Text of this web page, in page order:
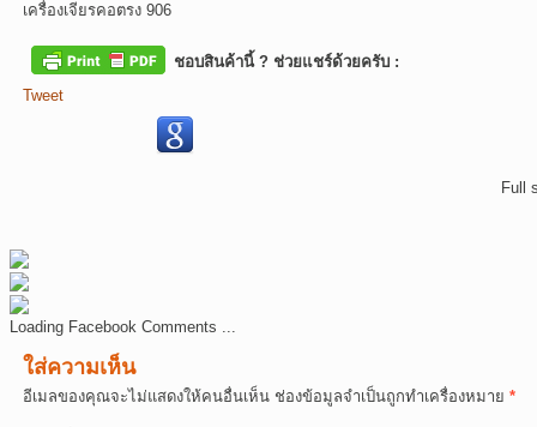
เครื่องเจียรคอตรง 906
ชอบสินค้านี้ ? ช่วยแชร์ด้วยครับ :
Tweet
Full
Loading Facebook Comments ...
ใส่ความเห็น
อีเมลของคุณจะไม่แสดงให้คนอื่นเห็น ช่องข้อมูลจำเป็นถูกทำเครื่องหมาย *